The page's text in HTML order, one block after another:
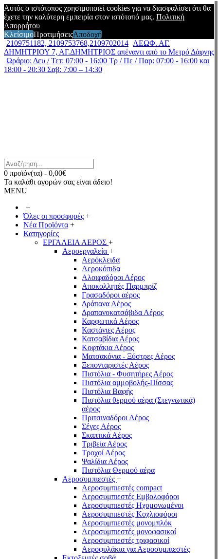
Αυτός ο ιστότοπος χρησιμοποιεί cookies για να διασφαλίσει ότι θα
έχετε την καλύτερη εμπειρία στον ιστότοπό μας. Πολιτική
Απορρήτου
ΚλείσιμοΠροτιμήσειςΑποδοχή
2109751182, 2109753768,2109702014 ΛΕΩΦ. ΑΓ.
ΔΗΜΗΤΡΙΟΥ 7, ΑΓ.ΔΗΜΗΤΡΙΟΣ απέναντι από το Μετρό Δάφνης
Ωράριο: Δευ / Τετ: 07:00 - 16:00 Τρ / Πε / Παρ: 07:00 - 16:00 και
18:00 - 20:30 Σαβ: 7:00 – 14:30
0 προϊόν(τα) - 0,00€
Τα καλάθι αγορών σας είναι άδειο!
MENU
+
Όλες οι προσφορές +
Νέα Προϊόντα +
Κατηγορίες
ΕΡΓΑΛΕΙΑ ΑΕΡΟΣ +
Αεροεργαλεία +
Αερόκλειδα
Αεροκόπιδα
Αλοιφαδόροι Αέρος
Αποκολλητές Παρμπρίζ
Γρασαδόροι αέρος
Δράπανα Αέρος
Δραπανοκατσάβιδα Αέρος
Καρφωτικά Αέρος
Καστάνιες Αέρος
Κατσαβίδια Αέρος
Κοφτάκια Αέρος
Ματσακόνια - Ξύστρες Αέρος
Ξεπονταριστές Αέρος
Πιστόλια - Φυσητήρες Αέρος
Πιστόλια αμμοβολής-Πίσσας
Πιστόλια Βαφής
Πιστόλια θερμού αέρα (Στεγνωτικά)
αέρος
Πριτσιναδόροι Αέρος
Σέγες Αέρος
Σκαπτικά Αέρος
Τριβεία Αέρος
Τροχοί Αέρος
Ψαλίδια Αέρος
Πιστόλια Θερμού αέρα
Αεροσυμπιεστές +
Αεροσυμπιεστές compact
Αεροσυμπιεστές Εμβολοφόροι
Αεροσυμπιεστές Ηχομονωμένοι
Αεροσυμπιεστές Κοχλιοφόροι
Αεροσυμπιεστές μονομπλόκ
Αεροσυμπιεστές μονοφασικοί
Αεροσυμπιεστές τριφασικοί
Αεροφυλάκια για Αεροσυμπιεστές